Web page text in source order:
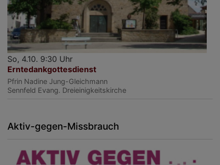
So, 4.10. 9:30 Uhr
Erntedankgottesdienst
Pfrin Nadine Jung-Gleichmann
Sennfeld Evang. Dreieinigkeitskirche
Aktiv-gegen-Missbrauch